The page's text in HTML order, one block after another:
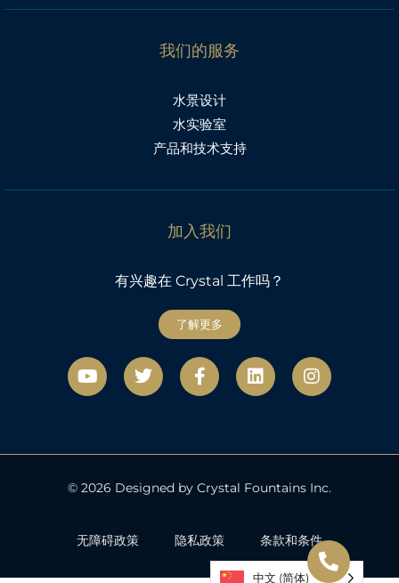
我们的服务
水景设计
水实验室
产品和技术支持
加入我们
有兴趣在 Crystal 工作吗？
了解更多
视
频
微
博
F
a
c
o
k
L
i
n
d
n
社
交
网
© 2026 Designed by Crystal Fountains Inc.
无障碍政策 隐私政策 条款和条件
中文 (简体)